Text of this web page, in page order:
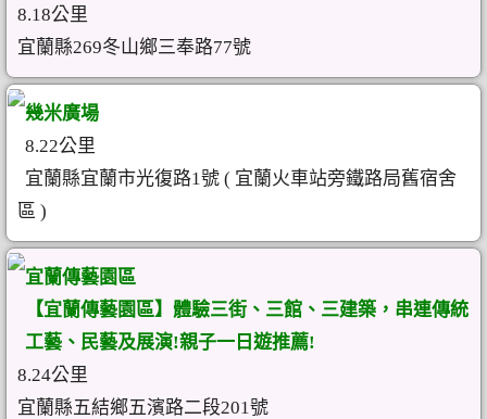
8.18公里
宜蘭縣269冬山鄉三奉路77號
幾米廣場
8.22公里
宜蘭縣宜蘭市光復路1號 ( 宜蘭火車站旁鐵路局舊宿舍
區 )
宜蘭傳藝園區
【宜蘭傳藝園區】體驗三街、三館、三建築，串連傳統
工藝、民藝及展演!親子一日遊推薦!
8.24公里
宜蘭縣五結鄉五濱路二段201號